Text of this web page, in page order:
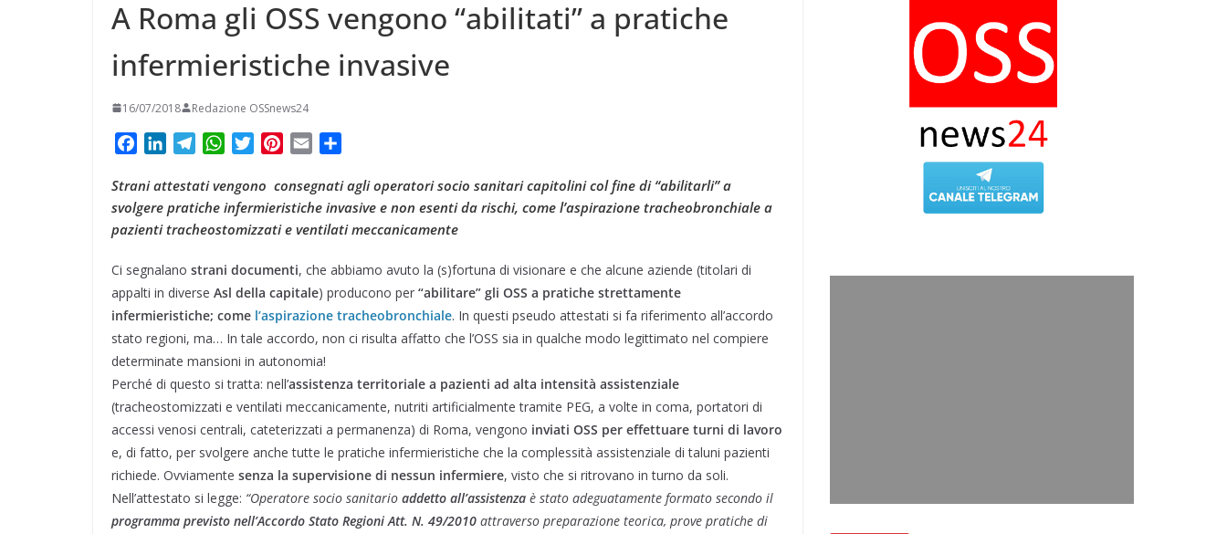
A Roma gli OSS vengono “abilitati” a pratiche
infermieristiche invasive
16/07/2018 Redazione OSSnews24
c
e
b
o
k
n
k
e
I
n
l
e
g
a
m
W
a
t
s
p
p
i
t
t
r
n
t
e
e
s
t
a
i
l
n
d
i
i
d
i
Strani attestati vengono consegnati agli operatori socio sanitari capitolini col fine di “abilitarli” a
svolgere pratiche infermieristiche invasive e non esenti da rischi, come l’aspirazione tracheobronchiale a
pazienti tracheostomizzati e ventilati meccanicamente
Ci segnalano strani documenti, che abbiamo avuto la (s)fortuna di visionare e che alcune aziende (titolari di
appalti in diverse Asl della capitale) producono per “abilitare” gli OSS a pratiche strettamente
infermieristiche; come l’aspirazione tracheobronchiale. In questi pseudo attestati si fa riferimento all’accordo
stato regioni, ma… In tale accordo, non ci risulta affatto che l’OSS sia in qualche modo legittimato nel compiere
determinate mansioni in autonomia!
Perché di questo si tratta: nell’assistenza territoriale a pazienti ad alta intensità assistenziale
(tracheostomizzati e ventilati meccanicamente, nutriti artificialmente tramite PEG, a volte in coma, portatori di
accessi venosi centrali, cateterizzati a permanenza) di Roma, vengono inviati OSS per effettuare turni di lavoro
e, di fatto, per svolgere anche tutte le pratiche infermieristiche che la complessità assistenziale di taluni pazienti
richiede. Ovviamente senza la supervisione di nessun infermiere, visto che si ritrovano in turno da soli.
Nell’attestato si legge: “Operatore socio sanitario addetto all’assistenza è stato adeguatamente formato secondo il
programma previsto nell’Accordo Stato Regioni Att. N. 49/2010 attraverso preparazione teorica, prove pratiche di